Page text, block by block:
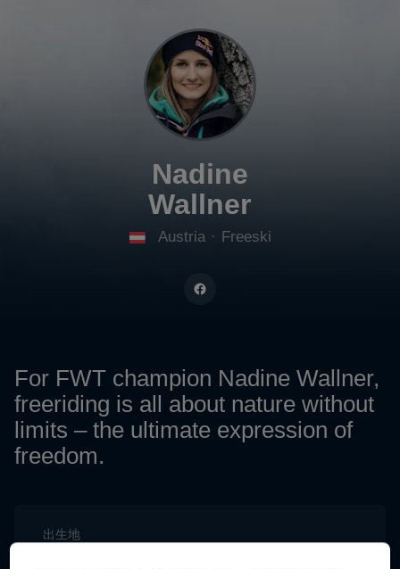
Nadine
Wallner
Austria · Freeski
For FWT champion Nadine Wallner,
freeriding is all about nature without
limits – the ultimate expression of
freedom.
出生地